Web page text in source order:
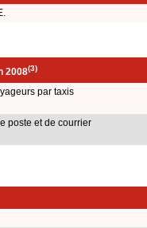
2008(3)
par taxis
poste et de courrier